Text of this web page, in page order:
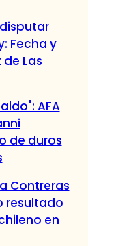
Fecha y
Las
AFA
de duros
Contreras
resultado
en